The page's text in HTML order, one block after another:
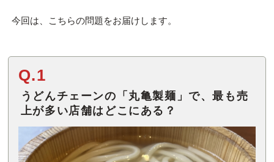
今回は、こちらの問題をお届けします。
Q.1
うどんチェーンの「丸亀製麺」で、最も売
上が多い店舗はどこにある？